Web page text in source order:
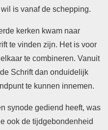
is vanaf de schepping.
kerken kwam naar
te vinden zijn. Het is voor
te combineren. Vanuit
Schrift dan onduidelijk
te kunnen innemen.
synode gediend heeft, was
ook de tijdgebondenheid